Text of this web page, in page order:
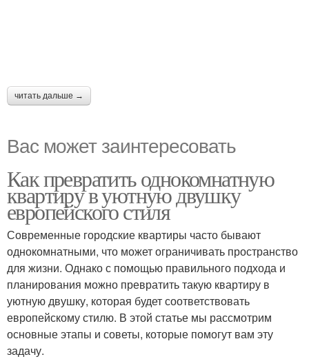
читать дальше →
Вас может заинтересовать
Как превратить однокомнатную
квартиру в уютную двушку
европейского стиля
Современные городские квартиры часто бывают
однокомнатными, что может ограничивать пространство
для жизни. Однако с помощью правильного подхода и
планирования можно превратить такую квартиру в
уютную двушку, которая будет соответствовать
европейскому стилю. В этой статье мы рассмотрим
основные этапы и советы, которые помогут вам эту
задачу.